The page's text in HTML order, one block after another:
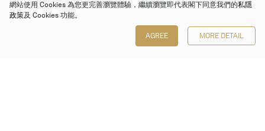
網站使用 Cookies 為您更完善瀏覽體驗，繼續瀏覽即代表閣下同意我們的私隱
政策及 Cookies 功能。
AGREE MORE DETAIL